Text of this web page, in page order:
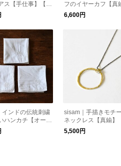
ス【手仕事】【真
飾り】 / ペイズリ
ドピアス
フのイヤーカフ【真
【手仕事】【指輪】 /
ズリーリングイヤー
6,600円
インドの伝統刺繍
ハンカチ【オーガ
ットン】【ハンド
【ギフトおすす
sisam｜手描きモチ
ネックレス【真鍮】
事】 / テガキリングネ
レス
5,500円